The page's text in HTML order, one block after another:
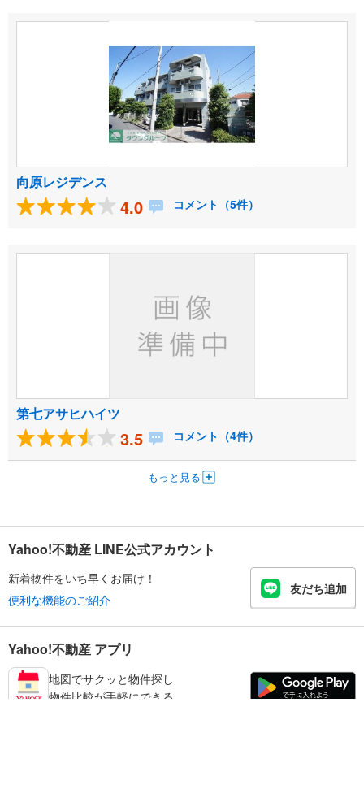
向原レジデンス
4.0 コメント（5件）
第七アサヒハイツ
3.5 コメント（4件）
もっと見る
Yahoo!不動産 LINE公式アカウント
新着物件をいち早くお届け！
便利な機能のご紹介
友だち追加
Yahoo!不動産 アプリ
地図でサクッと物件探し
物件比較が手軽にできる